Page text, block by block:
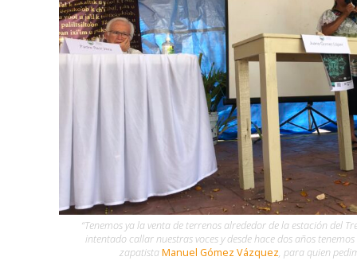
“Tenemos ya la venta de terrenos alrededor de la estación del
intentado callar nuestras voces y desde hace dos años
zapatistaManuel Gómez Vázquez, para quien